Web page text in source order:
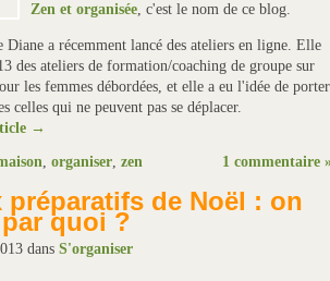
Zen et organisée, c'est le nom de ce blog.
Diane a récemment lancé des ateliers en ligne. Elle
des ateliers de formation/coaching de groupe sur
les femmes débordées, et elle a eu l'idée de porter
celles qui ne peuvent pas se déplacer.
→
, organiser, zen 1 commentaire
préparatifs de Noël : on
quoi ?
dans S'organiser